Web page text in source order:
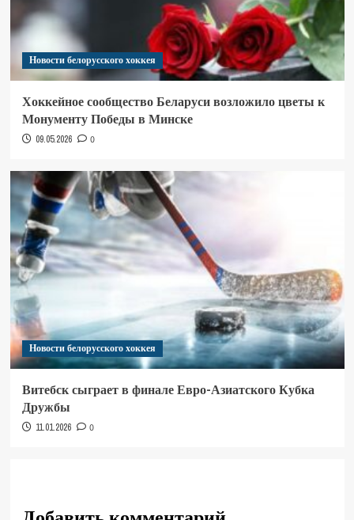
Новости белорусского хоккея
Хоккейное сообщество Беларуси возложило цветы к
Монументу Победы в Минске
09.05.2026 0
Новости белорусского хоккея
Витебск сыграет в финале Евро-Азиатского Кубка
Дружбы
11.01.2026 0